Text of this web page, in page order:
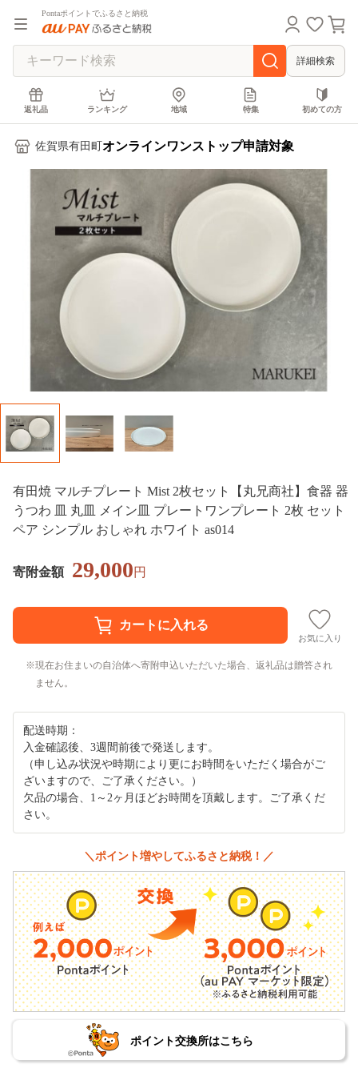
Pontaポイントでふるさと納税
詳細検索
返礼品 ランキング 地域 特集 初めての方
佐賀県有田町 オンラインワンストップ申請対象
有田焼 マルチプレート Mist 2枚セット【丸兄商社】食器 器
うつわ 皿 丸皿 メイン皿 プレートワンプレート 2枚 セット
ペア シンプル おしゃれ ホワイト as014
寄附金額 29,000円
お気に入り
現在お住まいの自治体へ寄附申込いただいた場合、返礼品は贈答され
ません。
配送時期：
入金確認後、3週間前後で発送します。
（申し込み状況や時期により更にお時間をいただく場合がご
ざいますので、ご了承ください。）
欠品の場合、1～2ヶ月ほどお時間を頂戴します。ご了承くだ
さい。
＼ポイント増やしてふるさと納税！／
ポイント交換所はこちら